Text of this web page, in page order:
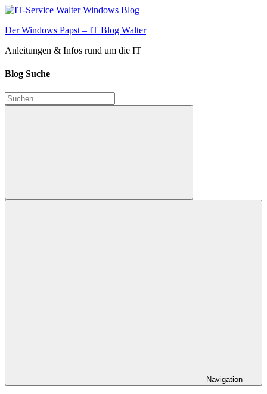
Zum
springen
Der Windows Papst – IT Blog Walter
Anleitungen & Infos rund um die IT
Blog Suche
Suchen
nach:
Suchen
Navigation